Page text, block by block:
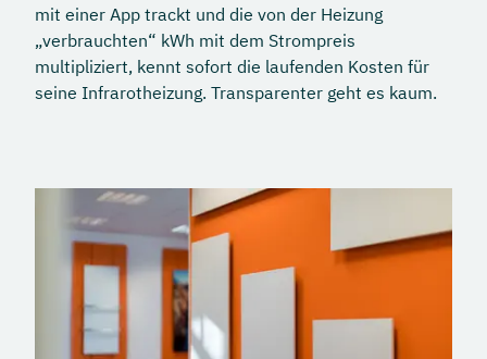
mit einer App trackt und die von der Heizung
„verbrauchten“ kWh mit dem Strompreis
multipliziert, kennt sofort die laufenden Kosten für
seine Infrarotheizung. Transparenter geht es kaum.